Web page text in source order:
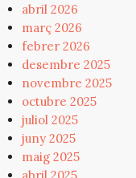
abril 2026
març 2026
febrer 2026
desembre 2025
novembre 2025
octubre 2025
juliol 2025
juny 2025
maig 2025